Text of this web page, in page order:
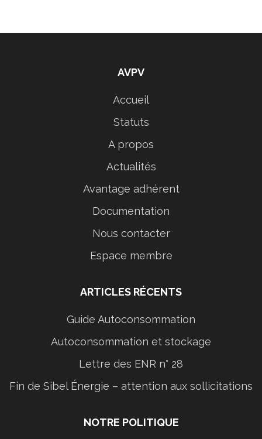
AVPV
Accueil
Statuts
A propos
Actualités
Avantage adhérent
Documentation
Nous contacter
Espace membre
ARTICLES RÉCENTS
Guide Autoconsommation
Autoconsommation et stockage
Lettre des ENR n° 28
Fin de Sibel Énergie – attention aux sollicitations
NOTRE POLITIQUE